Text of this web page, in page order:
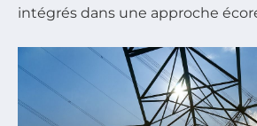
intégrés dans une approche